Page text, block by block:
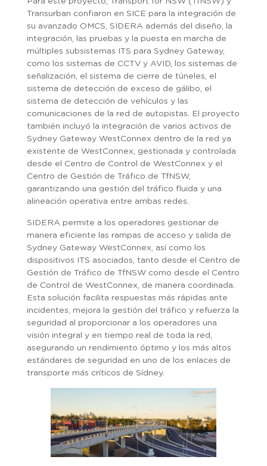
Transurban confiaron en SICE para la integración de
su avanzado OMCS, SIDERA además del diseño, la
integración, las pruebas y la puesta en marcha de
múltiples subsistemas ITS para Sydney Gateway,
como los sistemas de CCTV y AVID, los sistemas de
señalización, el sistema de cierre de túneles, el
sistema de detección de exceso de gálibo, el
sistema de detección de vehículos y las
comunicaciones de la red de autopistas. El proyecto
también incluyó la integración de varios activos de
Sydney Gateway WestConnex dentro de la red ya
existente de WestConnex, gestionada y controlada
desde el Centro de Control de WestConnex y el
Centro de Gestión de Tráfico de TfNSW,
garantizando una gestión del tráfico fluida y una
alineación operativa entre ambas redes.
SIDERA permite a los operadores gestionar de
manera eficiente las rampas de acceso y salida de
Sydney Gateway WestConnex, así como los
dispositivos ITS asociados, tanto desde el Centro de
Gestión de Tráfico de TfNSW como desde el Centro
de Control de WestConnex, de manera coordinada.
Esta solución facilita respuestas más rápidas ante
incidentes, mejora la gestión del tráfico y refuerza la
seguridad al proporcionar a los operadores una
visión integral y en tiempo real de toda la red,
asegurando un rendimiento óptimo y los más altos
estándares de seguridad en uno de los enlaces de
transporte más críticos de Sídney.